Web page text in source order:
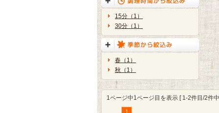
15分（1）
30分（1）
春（1）
秋（1）
1ページ中1ページ目を表示 [ 1-2件目/2件